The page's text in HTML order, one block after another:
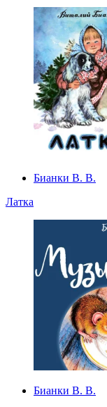
Бианки В. В.
Латка
Бианки В. В.